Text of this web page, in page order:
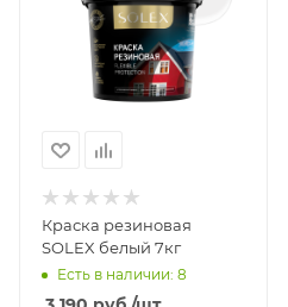
Краска резиновая
SOLEX белый 7кг
Есть в наличии: 8